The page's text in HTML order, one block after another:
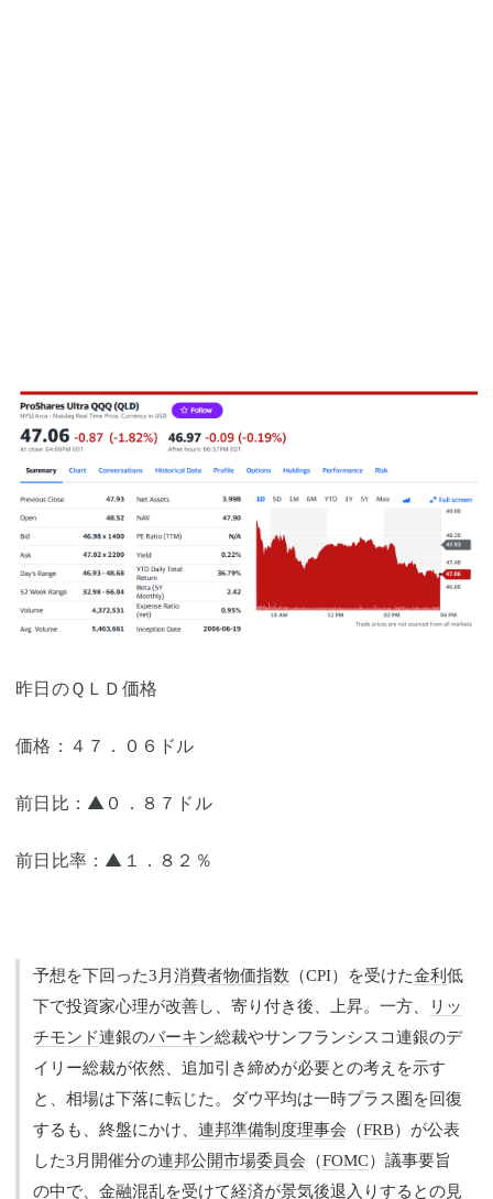
昨日のＱＬＤ価格
価格：４７．０６ドル
前日比：▲０．８７ドル
前日比率：▲１．８２％
予想を下回った3月 消費者物価指数 （CPI）を受けた金利 低
下で投資家心理が改善し、寄り付き後、上昇。一方、
リッ
チモンド連銀のバーキン総裁やサンフランシスコ連銀のデ
イリー総裁が依然、追加引き締めが必要との考えを示す
と、相場は下落に転じた。ダウ平均は一時プラス圏を回復
するも、終盤にかけ、 連邦準備制度理事会 （FRB）が公表
した3月開催分の連邦公開市場委員会 （FOMC）議事要旨
の中で、金融混乱を受けて経済が景気後退入りするとの見